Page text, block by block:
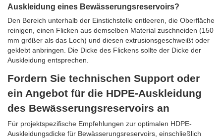
Auskleidung eines Bewässerungsreservoirs?
Den Bereich unterhalb der Einstichstelle entleeren, die Oberfläche
reinigen, einen Flicken aus demselben Material zuschneiden (150
mm größer als das Loch) und diesen extrusionsgeschweißt oder
geklebt anbringen. Die Dicke des Flickens sollte der Dicke der
Auskleidung entsprechen.
Fordern Sie technischen Support oder
ein Angebot für die HDPE-Auskleidung
des Bewässerungsreservoirs an
Für projektspezifische Empfehlungen zur optimalen HDPE-
Auskleidungsdicke für Bewässerungsreservoirs, einschließlich